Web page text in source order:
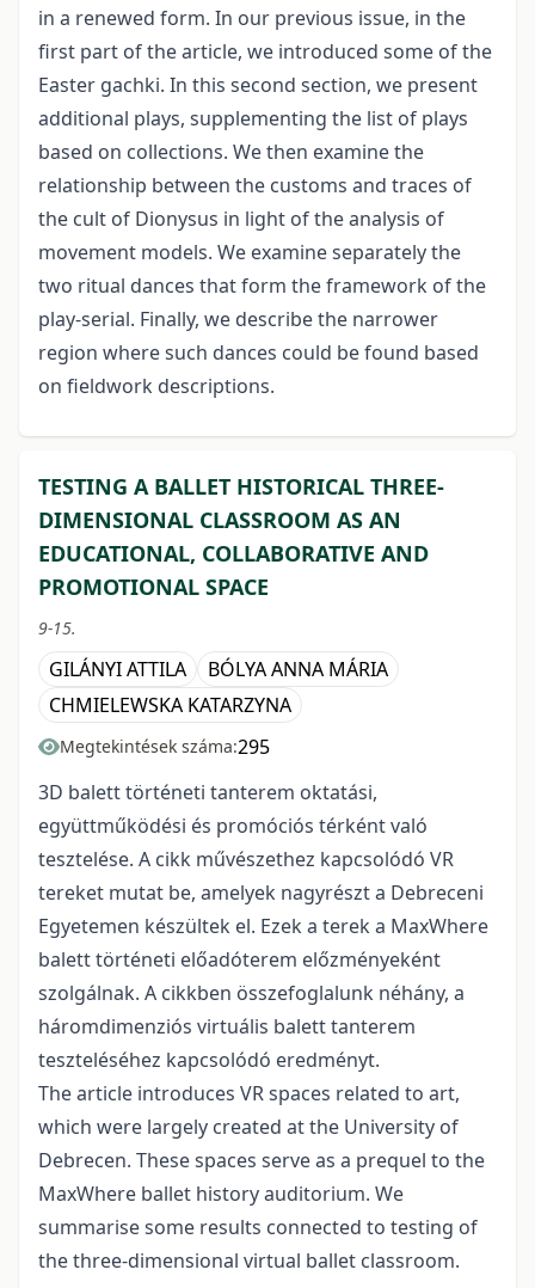
in a renewed form. In our previous issue, in the
first part of the article, we introduced some of the
Easter gachki. In this second section, we present
additional plays, supplementing the list of plays
based on collections. We then examine the
relationship between the customs and traces of
the cult of Dionysus in light of the analysis of
movement models. We examine separately the
two ritual dances that form the framework of the
play-serial. Finally, we describe the narrower
region where such dances could be found based
on fieldwork descriptions.
TESTING A BALLET HISTORICAL THREE-
DIMENSIONAL CLASSROOM AS AN
EDUCATIONAL, COLLABORATIVE AND
PROMOTIONAL SPACE
9-15.
GILÁNYI ATTILA
BÓLYA ANNA MÁRIA
CHMIELEWSKA KATARZYNA
Megtekintések száma:295
3D balett történeti tanterem oktatási,
együttműködési és promóciós térként való
tesztelése. A cikk művészethez kapcsolódó VR
tereket mutat be, amelyek nagyrészt a Debreceni
Egyetemen készültek el. Ezek a terek a MaxWhere
balett történeti előadóterem előzményeként
szolgálnak. A cikkben összefoglalunk néhány, a
háromdimenziós virtuális balett tanterem
teszteléséhez kapcsolódó eredményt.
The article introduces VR spaces related to art,
which were largely created at the University of
Debrecen. These spaces serve as a prequel to the
MaxWhere ballet history auditorium. We
summarise some results connected to testing of
the three-dimensional virtual ballet classroom.